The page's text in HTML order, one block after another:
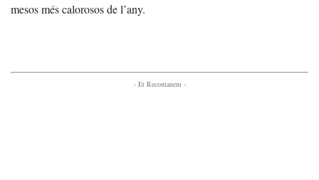
mesos més calorosos de l’any.
- Et Recomanem -